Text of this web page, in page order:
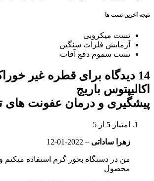
تست ها
تست میکروبی
آزمایش فلزات سنگین
تست سموم دفع آفات
قطره غیر خوراکی
باریج
و درمان عفونت های
امتیاز5 از 5
زهرا ساداتی–
2022-01-12
من در دستگاه بخور گرم استفاده میکنم و واقعا
محصول